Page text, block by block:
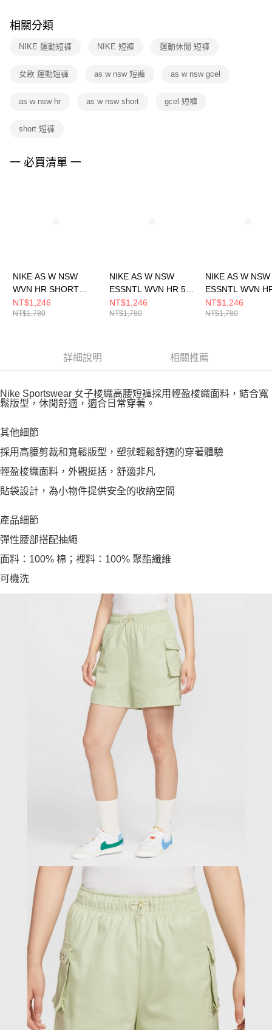
※ 交易是否成功請以「AFTEE先享後付 」之結帳頁面顯示為準，若有關於
是否繳費成功／繳費後需取消欲退款等相關疑問，請聯繫「AFTEE先享後付
客戶支援中心」https://netprotections.freshdesk.com/support/home
１．透過由恩沛科技股份有限公司提供之「AFTEE先享後付」服務完成之交
權轉讓予恩沛科技股份有限公司。
３．未成年的使用者請事先徵得法定代理人或監護人之同意方可使用
４．使用「AFTEE先享後付」時，將依據個別帳號之用戶狀況，依本公司即
相關分類
NIKE 運動短褲 NIKE 短褲 運動休閒 短褲
女款 運動短褲 as w nsw 短褲 as w nsw gcel
as w nsw hr as w nsw short gcel 短褲
short 短褲
一 必買清單 一
NIKE AS W NSW
WVN HR SHORT
GCEL 女 短褲
IH9273047
NT$1,246
NT$1,780
NIKE AS W NSW
ESSNTL WVN HR 5”
CRGO 女 短褲
HM6983133
NT$1,246
NT$1,780
NIKE AS W NSW
ESSNTL WVN
CRGO 女 短褲
HM6983527
NT$1,246
NT$1,780
詳細說明 相關推薦
Nike Sportswear 女子梭織高腰短褲採用輕盈梭織面料，結合寬
鬆版型，休閒舒適，適合日常穿著。
其他細節
採用高腰剪裁和寬鬆版型，塑就輕鬆舒適的穿著體驗
輕盈梭織面料，外觀挺括，舒適非凡
貼袋設計，為小物件提供安全的收納空間
產品細節
彈性腰部搭配抽繩
面料：100% 棉；裡料：100% 聚酯纖維
可機洗